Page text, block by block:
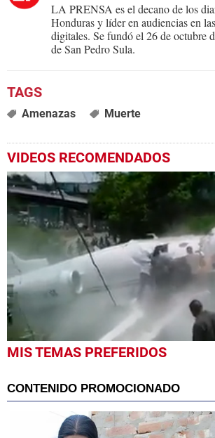
LA PRENSA es el decano de los
Honduras y líder en audiencias en
digitales. Se fundó el 26 de octubre
de San Pedro Sula.
Amenazas Muerte
VIDEOS RECOMENDADOS
0
seconds
seconds
MIS TEMAS PREFERIDOS